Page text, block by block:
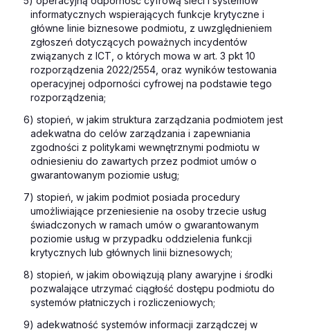
informatycznych wspierających funkcje krytyczne i
główne linie biznesowe podmiotu, z uwzględnieniem
zgłoszeń dotyczących poważnych incydentów
związanych z ICT, o których mowa w art. 3 pkt 10
rozporządzenia 2022/2554, oraz wyników testowania
operacyjnej odporności cyfrowej na podstawie tego
rozporządzenia;
6) stopień, w jakim struktura zarządzania podmiotem jest
adekwatna do celów zarządzania i zapewniania
zgodności z politykami wewnętrznymi podmiotu w
odniesieniu do zawartych przez podmiot umów o
gwarantowanym poziomie usług;
7) stopień, w jakim podmiot posiada procedury
umożliwiające przeniesienie na osoby trzecie usług
świadczonych w ramach umów o gwarantowanym
poziomie usług w przypadku oddzielenia funkcji
krytycznych lub głównych linii biznesowych;
8) stopień, w jakim obowiązują plany awaryjne i środki
pozwalające utrzymać ciągłość dostępu podmiotu do
systemów płatniczych i rozliczeniowych;
9) adekwatność systemów informacji zarządczej w